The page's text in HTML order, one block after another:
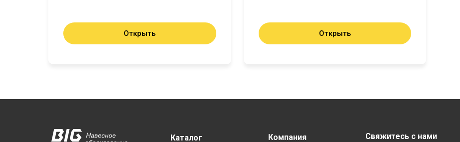
Открыть Открыть
Каталог Компания Свяжитесь с нами